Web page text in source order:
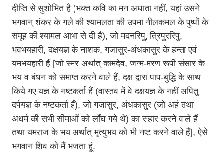
दीप्ति से सुशोभित है (भक्त कवि का मन अघाता नहीं, यहां उसने
भगवान् शंकर के गले की श्यामलता की उपमा नीलकमल के पुष्पों के
समूह की श्यामल आभा से दी है), जो मदनरिपु, त्रिपुररिपु,
भवभयहारी, दक्षयज्ञ के नाशक, गजासुर-अंधकासुर के हन्ता एवं
यमभयहारी हैं [जो स्मर अर्थात् कामदेव, जन्म-मरण रूपी संसार के
भय व बंधन को समाप्त करने वाले हैं, दक्ष द्वारा पाप-बुद्धि के साथ
किये गए यज्ञ के नष्टकर्ता हैं (वास्तव में वे दक्षयज्ञ के नहीं अपितु
दर्पयज्ञ के नष्टकर्ता हैं), जो गजासुर, अंधकासुर (जो अहं तथा
अधर्म की सभी सीमाओं को लाँघ गये थे) का संहार करने वाले हैं
तथा यमराज के भय अर्थात् मृत्युभय को भी नष्ट करने वाले हैं], ऐसे
भगवान शिव को मैं भजता हूं.